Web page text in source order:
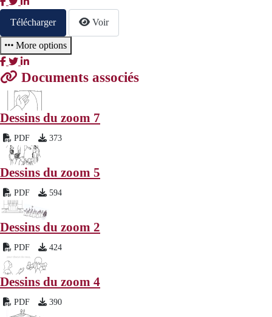
Télécharger Voir
More options
Documents associés
Dessins du zoom 7
PDF 373
Dessins du zoom 5
PDF 594
Dessins du zoom 2
PDF 424
Dessins du zoom 4
PDF 390